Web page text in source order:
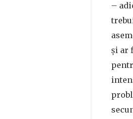
–
și ar